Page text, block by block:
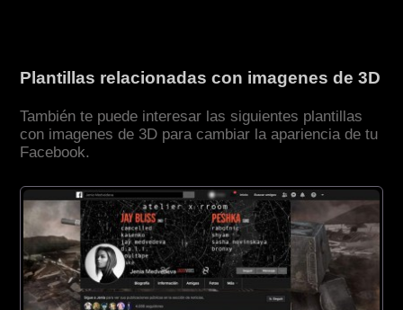
Plantillas relacionadas con imagenes de 3D
También te puede interesar las siguientes plantillas
con imagenes de 3D para cambiar la apariencia de tu
Facebook.